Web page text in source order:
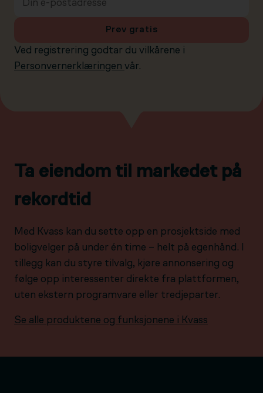
Ved registrering godtar du vilkårene i
Personvernerklæringen vår.
Prøv gratis
Ta eiendom til markedet på
rekordtid
Med Kvass kan du sette opp en prosjektside med
boligvelger på under én time – helt på egenhånd. I
tillegg kan du styre tilvalg, kjøre annonsering og
følge opp interessenter direkte fra plattformen,
uten ekstern programvare eller tredjeparter.
Se alle produktene og funksjonene i Kvass